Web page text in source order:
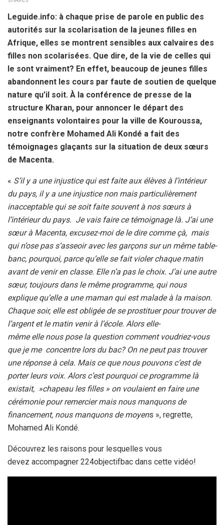
Leguide.info: à chaque prise de parole en public des
autorités sur la scolarisation de la jeunes filles en
Afrique, elles se montrent sensibles aux calvaires des
filles non scolarisées. Que dire, de la vie de celles qui
le sont vraiment? En effet, beaucoup de jeunes filles
abandonnent les cours par faute de soutien de quelque
nature qu’il soit. À la conférence de presse de la
structure Kharan, pour annoncer le départ des
enseignants volontaires pour la ville de Kouroussa,
notre confrère Mohamed Ali Kondé a fait des
témoignages glaçants sur la situation de deux sœurs
de Macenta.
« S’il y a une injustice qui est faite aux élèves à l’intérieur
du pays, il y a une injustice non mais particulièrement
inacceptable qui se soit faite souvent à nos sœurs à
l’intérieur du pays. Je vais faire ce témoignage là. J’ai une
sœur à Macenta, excusez-moi de le dire comme çà, mais
qui n’ose pas s’asseoir avec les garçons sur un même table-
banc, pourquoi, parce qu’elle se fait violer chaque matin
avant de venir en classe. Elle n’a pas le choix. J’ai une autre
sœur, toujours dans le même programme, qui nous
explique qu’elle a une maman qui est malade à la maison.
Chaque soir, elle est obligée de se prostituer pour trouver de
l’argent et le matin venir à l’école. Alors elle-
même elle nous pose la question comment voudriez-vous
que je me concentre lors du bac? On ne peut pas trouver
une réponse à cela. Mais ce que nous pouvons c’est de
porter leurs voix. Alors c’est pourquoi ce programme là
existait, »chapeau les filles » on voulaient en faire une
cérémonie pour remercier mais nous manquons de
financement, nous manquons de moyens », regrette,
Mohamed Ali Kondé.
Découvrez les raisons pour lesquelles vous
devez accompagner 224objectifbac dans cette vidéo!